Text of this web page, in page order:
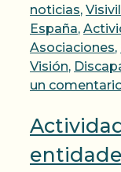
noticias,
España,
Asociaciones,
Visión,
un